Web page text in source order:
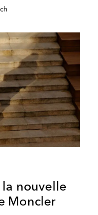
la nouvelle
Moncler